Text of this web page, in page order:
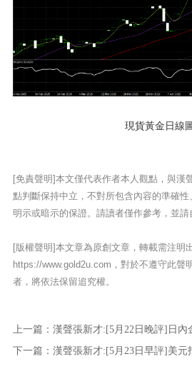
現貨黃金日線
[免責聲明]本文僅代表作者本人觀點，與漢
點判斷保持中立，不對所包含內容的準確
明示或暗示的保證。請讀者僅作參考，並請
[版權聲明]本文章為原創文章，轉載需注明
https://www.gold2u.com，對於不遵守此聲
者，將依法保留追究權。
上一篇： 漢聲張新才:[5月22日晚評]日內金價沖
下一篇： 漢聲張新才:[5月23日早評]美元指數